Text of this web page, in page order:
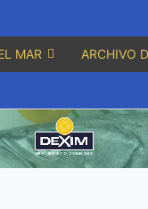
MAR ARCHIVO